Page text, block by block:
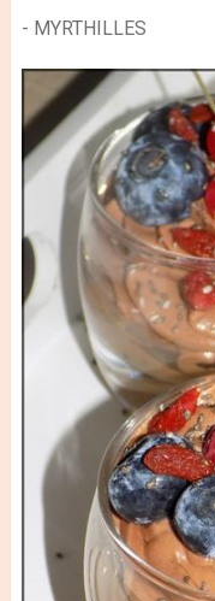
- MYRTHILLES